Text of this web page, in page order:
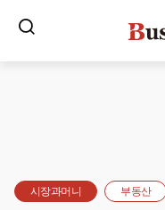
시장과머니 부동산